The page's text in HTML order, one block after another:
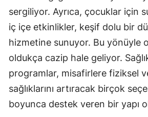
sergiliyor. Ayrıca, çocuklar için
iç içe etkinlikler, keşif dolu bir
hizmetine sunuyor. Bu yönüyle
oldukça cazip hale geliyor.
programlar, misafirlere fiziksel
sağlıklarını artıracak birçok
boyunca destek veren bir yapı